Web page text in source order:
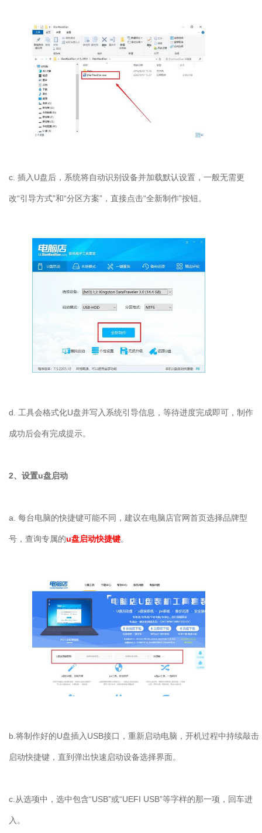
c. 插入U盘后，系统将自动识别设备并加载默认设置，一般无需更
改“引导方式”和“分区方案”，直接点击“全新制作”按钮。
d. 工具会格式化U盘并写入系统引导信息，等待进度完成即可，制作
成功后会有完成提示。
2、设置u盘启动
a. 每台电脑的快捷键可能不同，建议在电脑店官网首页选择品牌型
号，查询专属的u盘启动快捷键。
b.将制作好的U盘插入USB接口，重新启动电脑，开机过程中持续敲击
启动快捷键，直到弹出快速启动设备选择界面。
c.从选项中，选中包含“USB”或“UEFI USB”等字样的那一项，回车进
入。